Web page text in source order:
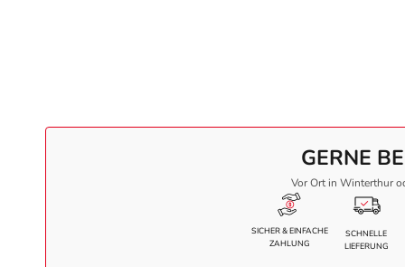
GERNE
Vor Ort in Winterthur
SICHER & EINFACHE
ZAHLUNG
SCHNELLE
LIEFERUNG